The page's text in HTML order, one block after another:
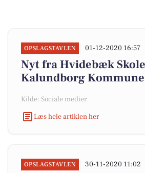
OPSLAGSTAVLEN 01-12-2020 16:57
Nyt fra Hvidebæk
Kalundborg Kommune
Kilde: Sociale medier
Læs hele artiklen her
OPSLAGSTAVLEN 30-11-2020 11:02